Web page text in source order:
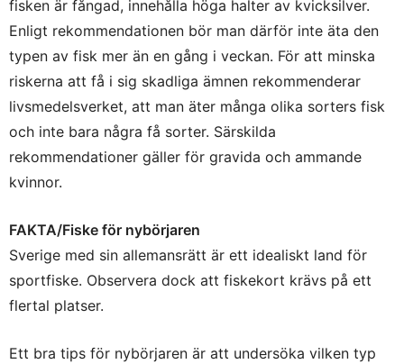
fisken är fångad, innehålla höga halter av kvicksilver.
Enligt rekommendationen bör man därför inte äta den
typen av fisk mer än en gång i veckan. För att minska
riskerna att få i sig skadliga ämnen rekommenderar
livsmedelsverket, att man äter många olika sorters fisk
och inte bara några få sorter. Särskilda
rekommendationer gäller för gravida och ammande
kvinnor.
FAKTA/Fiske för nybörjaren
Sverige med sin allemansrätt är ett idealiskt land för
sportfiske. Observera dock att fiskekort krävs på ett
flertal platser.
Ett bra tips för nybörjaren är att undersöka vilken typ